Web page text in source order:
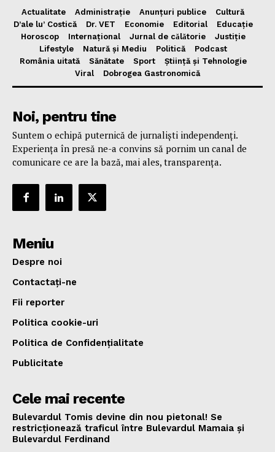
Actualitate Administrație Anunțuri publice
Cultură
D’ale lu’ Costică
Dr. VET Economie Editorial
Educație
Horoscop
Internațional Jurnal de cǎlǎtorie
Justiție
Lifestyle
Natură și Mediu Politică
Podcast
România uitată
Sănătate Sport
Știință și Tehnologie
Viral
Dobrogea Gastronomică
Noi, pentru tine
Suntem o echipă puternică de jurnaliști independenți.
Experiența în presă ne-a convins să pornim un canal de
comunicare ce are la bază, mai ales, transparența.
Meniu
Despre noi
Contactați-ne
Fii reporter
Politica cookie-uri
Politica de Confidențialitate
Publicitate
Cele mai recente
Bulevardul Tomis devine din nou pietonal! Se
restricționează traficul între Bulevardul Mamaia și
Bulevardul Ferdinand